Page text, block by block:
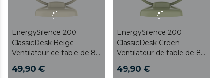
EnergySilence 200
ClassicDesk Beige
Ventilateur de table de 8"
W et inclinaison réglable.
49,90 €
EnergySilence 200
ClassicDesk Green
Ventilateur de table de 8"
et inclinaison réglable.
49,90 €